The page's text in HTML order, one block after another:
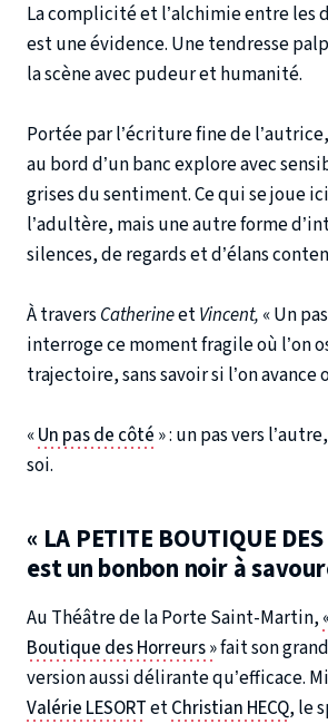
La complicité et l’alchimie entre les
est une évidence. Une tendresse
la scène avec pudeur et humanité.
Portée par l’écriture fine de
au bord d’un banc explore avec
grises du sentiment. Ce qui se joue ici
l’adultère, mais une autre forme
silences, de regards et d’élans
À travers CatherineetVincent, « Un
interroge ce moment fragile où l’on
trajectoire, sans savoir si l’on avance
«Un pas de côté » : un pas vers
soi.
« LA PETITE BOUTIQUE
est un bonbon noir à
Au Théâtre de la Porte Saint-Martin,
Boutique des Horreurs »fait son
version aussi délirante qu’efficace.
Valérie LESORTetChristian HECQ, le